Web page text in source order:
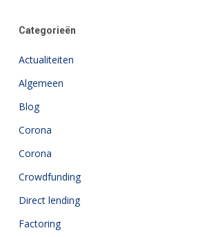
Categorieën
Actualiteiten
Algemeen
Blog
Corona
Corona
Crowdfunding
Direct lending
Factoring